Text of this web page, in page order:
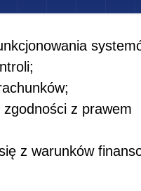
zgodności z prawem
z warunków